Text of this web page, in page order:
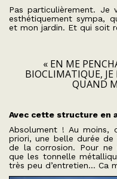
Pas particulièrement.
esthétiquement sympa,
et mon jardin. Et qui soit
« EN ME
BIOCLIMATIQUE, JE
QUAND
Avec cette structure en
Absolument ! Au
priori, une belle durée
de la corrosion. Pour ne
que les tonnelle
très peu d’entretien… Ca